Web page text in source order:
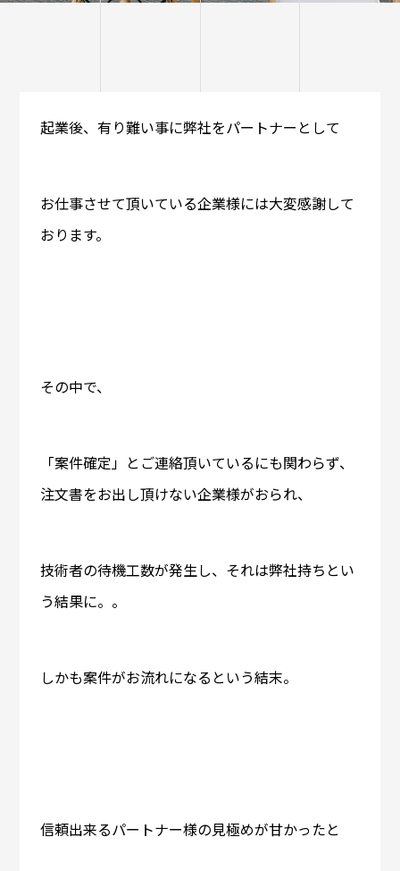
起業後、有り難い事に弊社をパートナーとして
お仕事させて頂いている企業様には大変感謝して
おります。
その中で、
「案件確定」とご連絡頂いているにも関わらず、
注文書をお出し頂けない企業様がおられ、
技術者の待機工数が発生し、それは弊社持ちとい
う結果に。。
しかも案件がお流れになるという結末。
信頼出来るパートナー様の見極めが甘かったと